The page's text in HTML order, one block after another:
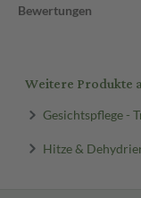
Bewertungen
Weitere Produkte
Gesichtspflege -
Hitze &